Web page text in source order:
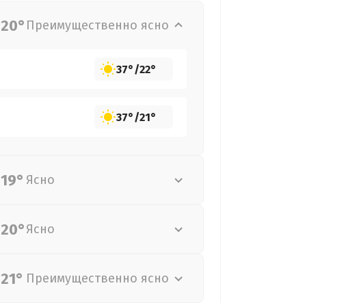
20° Преимущественно ясно
37°/22°
37°/21°
19° Ясно
20°Ясно
21° Преимущественно ясно